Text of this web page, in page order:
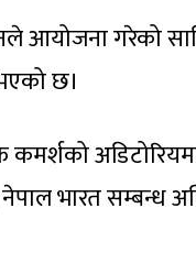
आयोजना गरेको
छ।
नेपाल भारत